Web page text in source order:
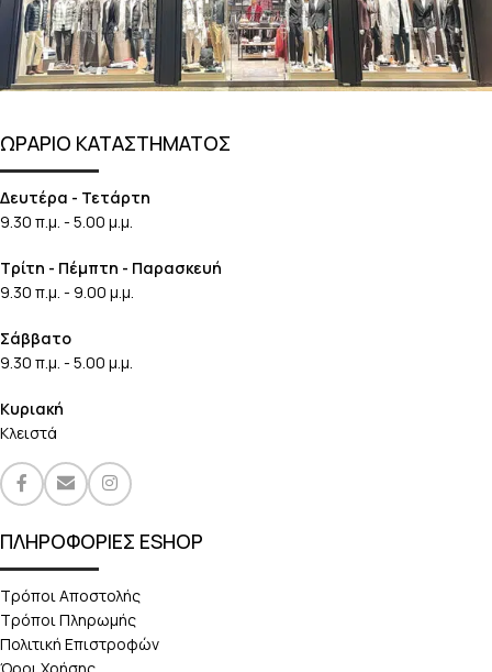
ΩΡΑΡΙΟ ΚΑΤΑΣΤΗΜΑΤΟΣ
Δευτέρα - Τετάρτη
9.30 π.μ. - 5.00 μ.μ.
Τρίτη - Πέμπτη - Παρασκευή
9.30 π.μ. - 9.00 μ.μ.
Σάββατο
9.30 π.μ. - 5.00 μ.μ.
Κυριακή
Κλειστά
ΠΛΗΡΟΦΟΡΙΕΣ ESHOP
Τρόποι Αποστολής
Τρόποι Πληρωμής
Πολιτική Επιστροφών